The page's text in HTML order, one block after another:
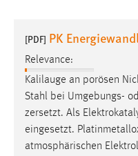
[PDF] PK
Relevance:
Kalilauge an porösen
Stahl bei Umgebungs-
zersetzt. Als
eingesetzt.
atmosphärischen